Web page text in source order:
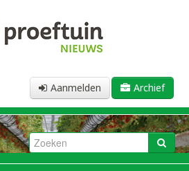
Aanmelden Archief